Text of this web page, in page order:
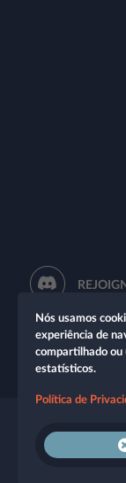
©
Nós usamos
experiência de
compartilhado ou
estatísticos.
Política de